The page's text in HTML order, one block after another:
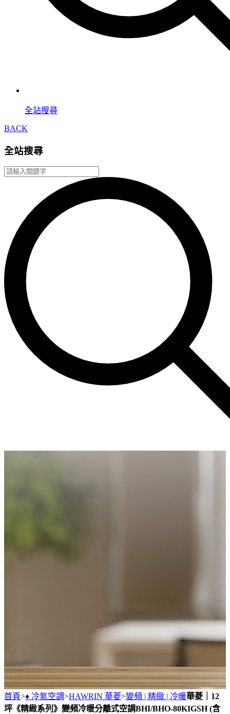
全站搜尋
BACK
全站搜尋
首頁>♦ 冷氣空調>HAWRIN 華菱>變頻 | 精緻 | 冷暖華菱｜12
坪《精緻系列》變頻冷暖分離式空調BHI/BHO-80KIGSH (含